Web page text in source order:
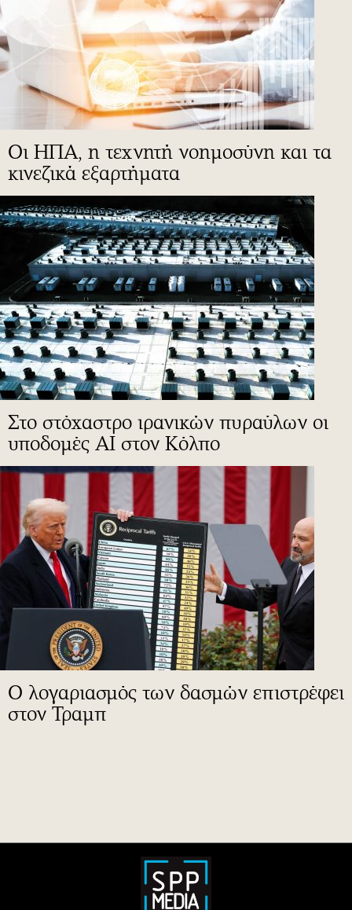
Οι ΗΠΑ, η τεχνητή νοημοσύνη και τα
κινεζικά εξαρτήματα
Στο στόχαστρο ιρανικών πυραύλων οι
υποδομές ΑΙ στον Κόλπο
Ο λογαριασμός των δασμών επιστρέφει
στον Τραμπ